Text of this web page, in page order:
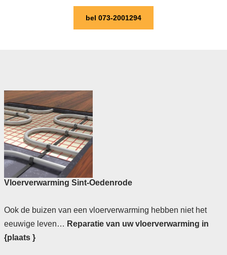
bel 073-2001294
Vloerverwarming Sint-Oedenrode
Ook de buizen van een vloerverwarming hebben niet het
eeuwige leven… Reparatie van uw vloerverwarming in
{plaats }